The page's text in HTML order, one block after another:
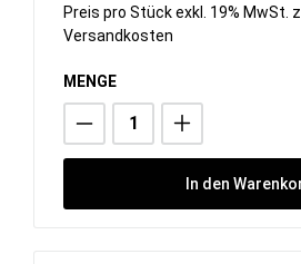
Preis pro Stück exkl. 19% MwSt.
Versandkosten
MENGE
In den